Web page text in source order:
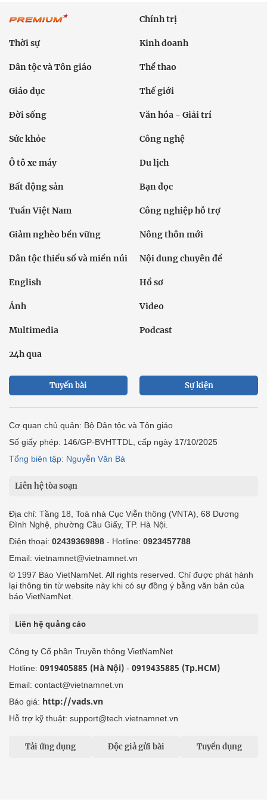
Chính trị
Thời sự Kinh doanh
Dân tộc và Tôn giáo Thể thao
Giáo dục Thế giới
Đời sống Văn hóa - Giải trí
Sức khỏe Công nghệ
Ô tô xe máy Du lịch
Bất động sản Bạn đọc
Tuần Việt Nam Công nghiệp hỗ trợ
Giảm nghèo bền vững Nông thôn mới
Dân tộc thiểu số và miền núi Nội dung chuyên đề
English Hồ sơ
Ảnh Video
Multimedia Podcast
24h qua
Tuyến bài Sự kiện
Cơ quan chủ quản: Bộ Dân tộc và Tôn giáo
Số giấy phép: 146/GP-BVHTTDL, cấp ngày 17/10/2025
Tổng biên tập: Nguyễn Văn Bá
Liên hệ tòa soạn
Địa chỉ: Tầng 18, Toà nhà Cục Viễn thông (VNTA), 68 Dương
Đình Nghệ, phường Cầu Giấy, TP. Hà Nội.
Điện thoại: 02439369898 - Hotline: 0923457788
Email: vietnamnet@vietnamnet.vn
© 1997 Báo VietNamNet. All rights reserved. Chỉ được phát hành
lại thông tin từ website này khi có sự đồng ý bằng văn bản của
báo VietNamNet.
Liên hệ quảng cáo
Công ty Cổ phần Truyền thông VietNamNet
Hotline: 0919405885 (Hà Nội) - 0919435885 (Tp.HCM)
Email: contact@vietnamnet.vn
Báo giá: http://vads.vn
Hỗ trợ kỹ thuật: support@tech.vietnamnet.vn
Tải ứng dụng Độc giả gửi bài Tuyển dụng